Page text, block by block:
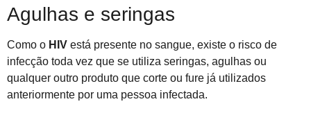
Agulhas e seringas
Como o HIV está presente no sangue, existe o risco de
infecção toda vez que se utiliza seringas, agulhas ou
qualquer outro produto que corte ou fure já utilizados
anteriormente por uma pessoa infectada.